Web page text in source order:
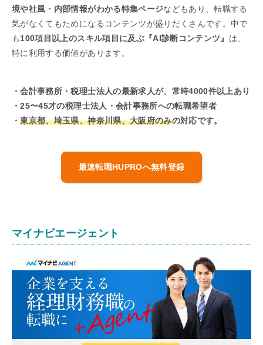
境や社風・内部情報がわかる特集ページなどもあり、転職する
気がなくてもためになるコンテンツが盛りだくさんです。中で
も100項目以上のスキル項目に及ぶ『AI診断コンテンツ』 は、
特に利用する価値があります。
・会計事務所・税理士法人の最新求人が、常時4000件以上あり
・25〜45才の税理士法人・会計事務所への転職希望者
・東京都、埼玉県、神奈川県、大阪府のみの対応です。
最速転職HUPROへ無料登録
マイナビエージェント